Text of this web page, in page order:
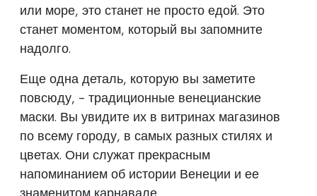
или море, это станет не просто едой. Это
станет моментом, который вы запомните
надолго.
Еще одна деталь, которую вы заметите
повсюду, - традиционные венецианские
маски. Вы увидите их в витринах магазинов
по всему городу, в самых разных стилях и
цветах. Они служат прекрасным
напоминанием об истории Венеции и ее
знаменитом карнавале.